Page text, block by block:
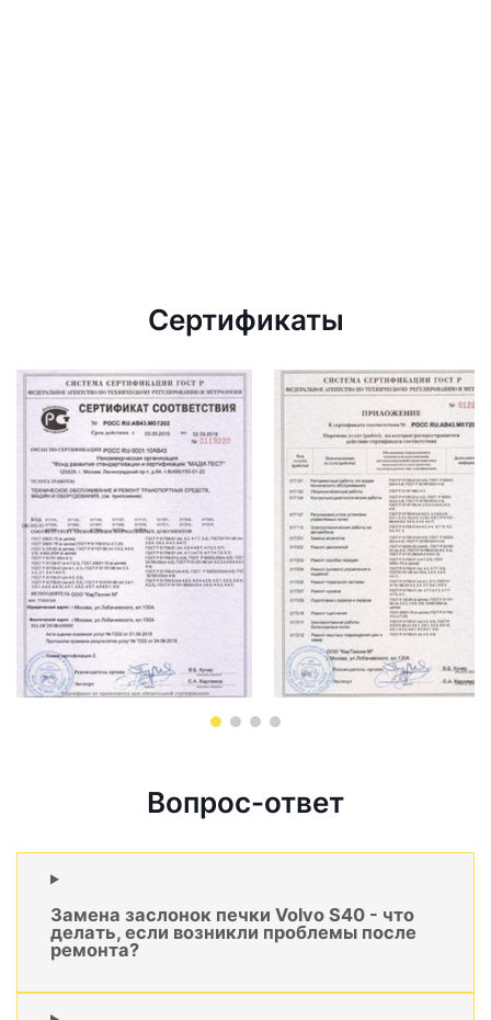
Сертификаты
Вопрос-ответ
Замена заслонок печки Volvo S40 - что
делать, если возникли проблемы после
ремонта?